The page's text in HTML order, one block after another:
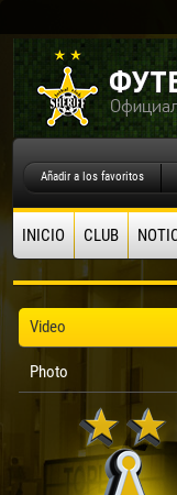
Añadir a los favoritos
INICIO CLUB
Video
Photo